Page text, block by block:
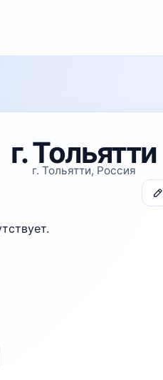
г. Тольятти
г. Тольятти, Россия